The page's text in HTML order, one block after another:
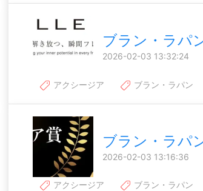
ブラン・ラパ
2026-02-03 13:32:24
アクシージア ブラン・ラパン
ブラン・ラパ
2026-02-03 13:16:36
アクシージア ブラン・ラパン